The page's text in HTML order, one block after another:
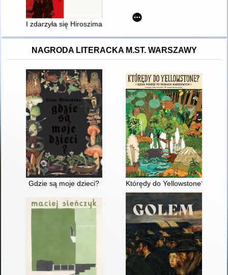
I zdarzyła się Hiroszima : wyścig po bombę atomową i fatalna
NAGRODA LITERACKA M.ST. WARSZAWY
Gdzie są moje dzieci? Którędy do Yellowstone? :